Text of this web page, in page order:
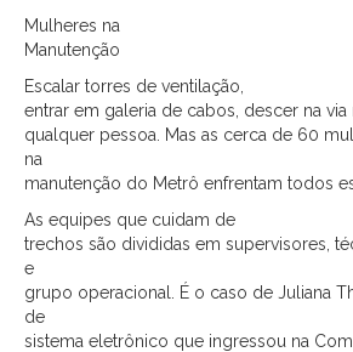
Mulheres na
Manutenção
Escalar torres de ventilação,
entrar em galeria de cabos, descer na via
qualquer pessoa. Mas as cerca de 60
na
manutenção do Metrô enfrentam todos
As equipes que cuidam de
trechos são divididas em supervisores,
e
grupo operacional. É o caso de Juliana
de
sistema eletrônico que ingressou na